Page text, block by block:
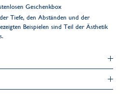
Geschenkbox
Tiefe, den Abständen und der
Beispielen sind Teil der Ästhetik